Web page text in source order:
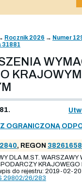
Rocznik 2026 → Numer
31881
OGRANICZONĄ
, REGON
DLA M.ST. WARSZAWY
KRAJOWEGO
do rejestru: 2019-02-
29802/26/283